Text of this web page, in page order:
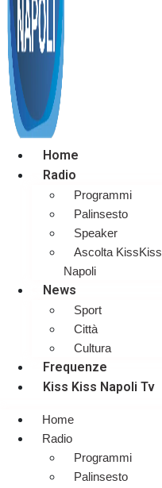
Home
Radio
Programmi
Palinsesto
Speaker
Ascolta KissKiss
Napoli
News
Sport
Città
Cultura
Frequenze
Kiss Kiss Napoli Tv
Home
Radio
Programmi
Palinsesto